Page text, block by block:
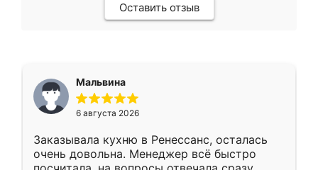
Оставить отзыв
Мальвина
6 августа 2026
Заказывала кухню в Ренессанс, осталась
очень довольна. Менеджер всё быстро